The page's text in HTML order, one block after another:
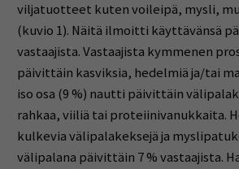
viljatuotteet kuten voileipä, mysli,
(kuvio 1). Näitä ilmoitti käyttävänsä
vastaajista. Vastaajista kymmenen
päivittäin kasviksia, hedelmiä ja/tai
iso osa (9 %) nautti päivittäin
rahkaa, viiliä tai proteiinivanukkaita.
kulkevia välipalakeksejä ja
välipalana päivittäin 7 % vastaajista.